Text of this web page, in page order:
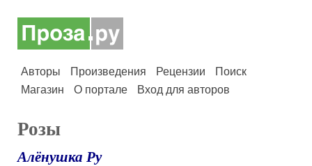
Авторы Произведения Рецензии
Поиск
Магазин
О портале Вход для авторов
Розы
Алёнушка Ру